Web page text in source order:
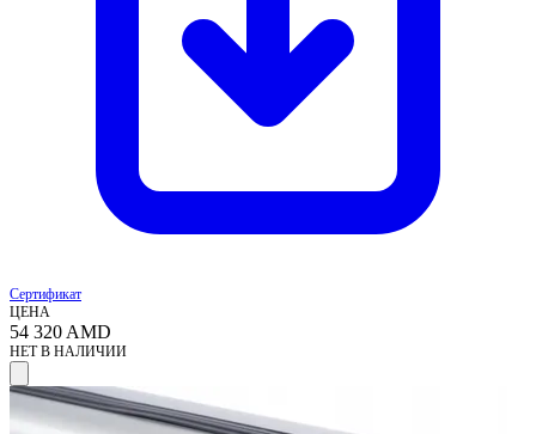
Сертификат
ЦЕНА
54 320 AMD
НЕТ В НАЛИЧИИ